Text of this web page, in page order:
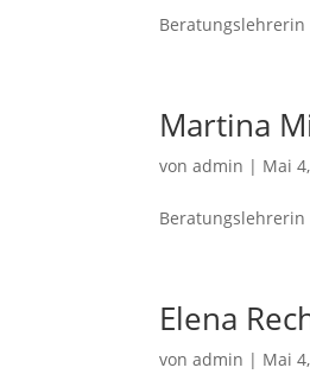
Beratungslehrerin
Martina
vonadmin | Mai
Beratungslehrerin
Elena
vonadmin | Mai